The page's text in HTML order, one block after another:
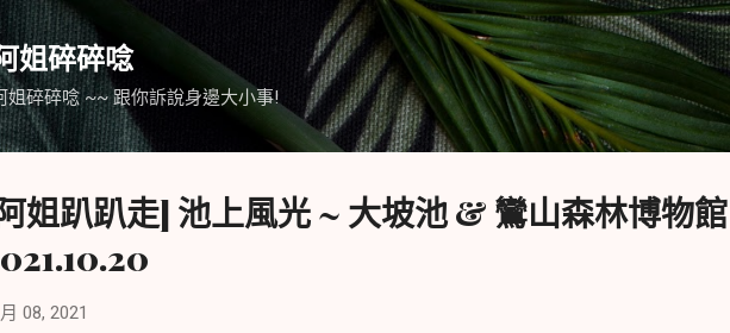
跳到主要內容
姐碎碎唸
姐碎碎唸 ~~ 跟你訴說身邊大小事!
姐趴趴走] 池上風光 ~ 大坡池 & 鸞山森林博物
08, 2021